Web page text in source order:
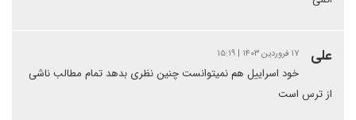
علی ۱۷ فروردین ۱۴۰۳ | ۱۵:۱۹
خود اسراییل هم نمیتوانست چنین نظری بدهد تمام مطالب ناشی
از ترس است